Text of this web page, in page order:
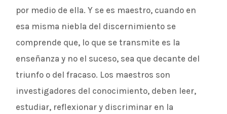
por medio de ella. Y se es maestro, cuando en
esa misma niebla del discernimiento se
comprende que, lo que se transmite es la
enseñanza y no el suceso, sea que decante del
triunfo o del fracaso. Los maestros son
investigadores del conocimiento, deben leer,
estudiar, reflexionar y discriminar en la